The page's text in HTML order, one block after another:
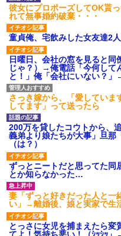
後続車にクラクションを鳴ら
され彼氏が逆切れ。「何クラク
ション鳴らしてんだ！降りてこ
いよ！」と怒鳴りだし...
【衝撃】報酬100万円超の治
募集がこちらｗｗｗｗｗ(※画像
あり)
【ネット騒然】惨殺されたタ
ワマン頂き女子のこの動画、す
げえええええｗｗｗｗｗｗｗｗ
ｗｗｗ
【愕然】白のクラウン俺氏、
高速道路左車線を制限速度で走
った結果wwwwwwwwwwww
百年の恋12-899 食べた量
張り合ってくる
【悲報】佐藤輝明・・・２軍
でも盛大にやらかす←あまり悲
しませないでくれ
彼女にプロポーズしてOK貰
れて無事婚約破棄・・・
童貞俺、宅飲みした女友達2
日曜日、会社の窓を見ると同
じゃ？）→俺電話「今何して
と！」俺「会社にいない？
さっき嫁から、「愛していま
してます」って送ったら
200万を貸したコウトから、
義弟より娘たちが大事」旦那
（は？）
ずっとニートだと思ってた同
とか知らなかった…
妻「ずっと好きだった人と一
い」→離婚後、娘と実家で生
とっさに女児を捕まえたら変
てよ！気持ち悪い！（ｼｯｼｯ